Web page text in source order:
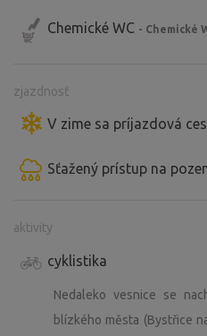
Chemické WC - Chemické
zjazdnosť
V zime sa príjazdová
Sťažený prístup na
aktivity
cyklistika
Nedaleko vesnice se
blízkého města (Bystřice